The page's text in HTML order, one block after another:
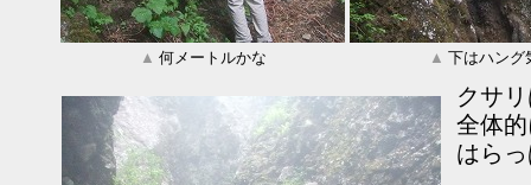
▲ 何メートルかな ▲ 下はハング
クサ
全体
はら